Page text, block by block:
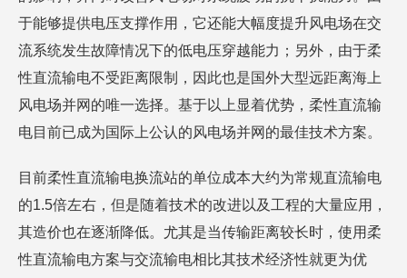
于能够提供电压支撑作用，它还能大幅度提升风电场在交
流系统发生故障情况下的低电压穿越能力；另外，由于柔
性直流输电不受距离限制，因此也是国外大型远距离海上
风电场并网的唯一选择。基于以上显着优势，柔性直流输
电目前已成为国际上公认的风电场并网的最佳技术方案。
目前柔性直流输电换流站的单位成本大约为常规直流输电
的1.5倍左右，但是随着技术的改进以及工程的大量应用，
其造价也在逐渐降低。尤其是当传输距离较长时，使用柔
性直流输电方案与交流输电相比其技术经济性就更为优